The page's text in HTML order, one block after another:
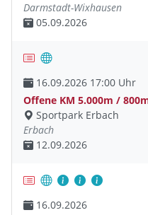
Darmstadt-Wixhausen
05.09.2026
16.09.2026 17:00 Uhr
Offene KM 5.000m /
Sportpark Erbach
Erbach
12.09.2026
16.09.2026